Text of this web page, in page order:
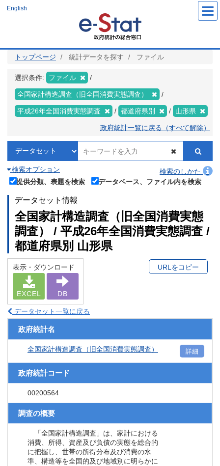
ツ
English
トップページ 統計データを探す ファイル
選択条件: ファイル
全国家計構造調査（旧全国消費実態調査）
平成26年全国消費実態調査 都道府県別 山形県
政府統計一覧に戻る（すべて解除）
検索オプション
検索のしかた
提供分類、表題を検索
データベース、ファイル内を検索
データセット情報
全国家計構造調査（旧全国消費実態
調査） / 平成26年全国消費実態調査 /
都道府県別 山形県
表示・ダウンロード
EXCEL DB
URLをコピー
データセット一覧に戻る
政府統計名
全国家計構造調査（旧全国消費実態調査） 詳細
政府統計コード
00200564
調査の概要
「全国家計構造調査」は、家計における
消費、所得、資産及び負債の実態を総合的
に把握し、世帯の所得分布及び消費の水
準、構造等を全国的及び地域別に明らかに